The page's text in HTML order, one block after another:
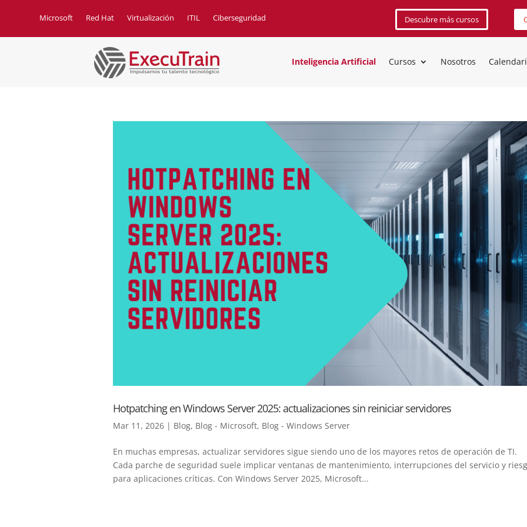
Microsoft Red Hat Virtualización ITIL Ciberseguridad Descubre más cursos
Inteligencia Artificial Cursos Nosotros
Hotpatching en Windows Server 2025: actualizaciones sin reiniciar servidores
Mar 11, 2026 | Blog, Blog - Microsoft, Blog - Windows Server
En muchas empresas, actualizar servidores sigue siendo uno de los mayores retos de operación de TI.
Cada parche de seguridad suele implicar ventanas de mantenimiento, interrupciones del servicio y
para aplicaciones críticas. Con Windows Server 2025, Microsoft...